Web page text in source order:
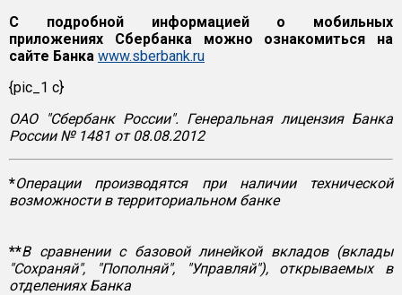
С подробной информацией о мобильных
приложениях Сбербанка можно ознакомиться на
сайте Банка www.sberbank.ru
{pic_1 c}
ОАО "Сбербанк России". Генеральная лицензия Банка
России № 1481 от 08.08.2012
*Операции производятся при наличии технической
возможности в территориальном банке
**В сравнении с базовой линейкой вкладов (вклады
"Сохраняй", "Пополняй", "Управляй"), открываемых в
отделениях Банка